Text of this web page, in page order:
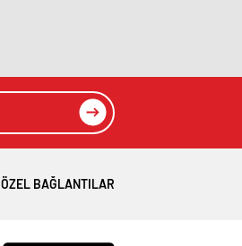
ÖZEL BAĞLANTILAR